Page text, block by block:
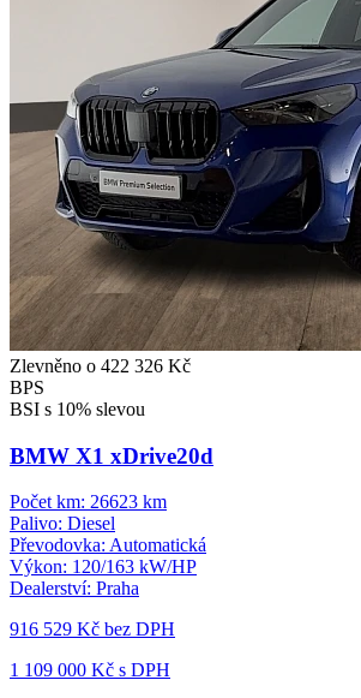
Zlevněno o 422 326 Kč
BPS
BSI s 10% slevou
BMW X1 xDrive20d
Počet km: 26623 km
Palivo: Diesel
Převodovka: Automatická
Výkon: 120/163 kW/HP
Dealerství: Praha
916 529 Kč bez DPH
1 109 000 Kč s DPH